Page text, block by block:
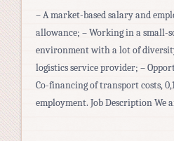
– A market-based salary and
allowance; – Working in a small-
environment with a lot of
logistics service provider; –
Co-financing of transport costs,
employment. Job Description We